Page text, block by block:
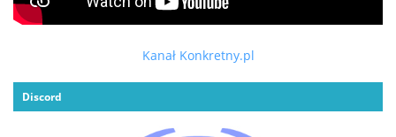
Kanał Konkretny.pl
Discord